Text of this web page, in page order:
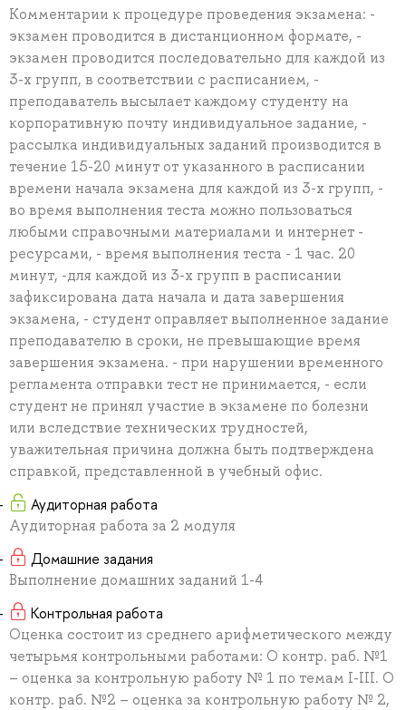
Комментарии к процедуре проведения экзамена: -
экзамен проводится в дистанционном формате, -
экзамен проводится последовательно для каждой из
3-х групп, в соответствии с расписанием, -
преподаватель высылает каждому студенту на
корпоративную почту индивидуальное задание, -
рассылка индивидуальных заданий производится в
течение 15-20 минут от указанного в расписании
времени начала экзамена для каждой из 3-х групп, -
во время выполнения теста можно пользоваться
любыми справочными материалами и интернет -
ресурсами, - время выполнения теста - 1 час. 20
минут, -для каждой из 3-х групп в расписании
зафиксирована дата начала и дата завершения
экзамена, - студент оправляет выполненное задание
преподавателю в сроки, не превышающие время
завершения экзамена. - при нарушении временного
регламента отправки тест не принимается, - если
студент не принял участие в экзамене по болезни
или вследствие технических трудностей,
уважительная причина должна быть подтверждена
справкой, представленной в учебный офис.
Аудиторная работа
Аудиторная работа за 2 модуля
Домашние задания
Выполнение домашних заданий 1-4
Контрольная работа
Оценка состоит из среднего арифметического между
четырьмя контрольными работами: О контр. раб. №1
– оценка за контрольную работу № 1 по темам I-III. О
контр. раб. №2 – оценка за контрольную работу № 2,